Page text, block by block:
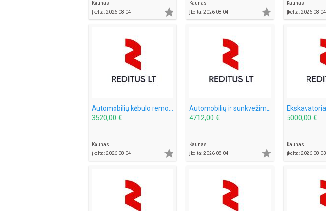
Kaunas
Įkelta: 2026 08 04

Kaunas
Įkelta: 2026 08 04

Kaunas
Įkelta: 2026 08 04
3520,00 €
Kaunas
Įkelta: 2026 08 04

4712,00 €
Kaunas
Įkelta: 2026 08 04

5000,00 €
Kaunas
Įkelta: 2026 08 03